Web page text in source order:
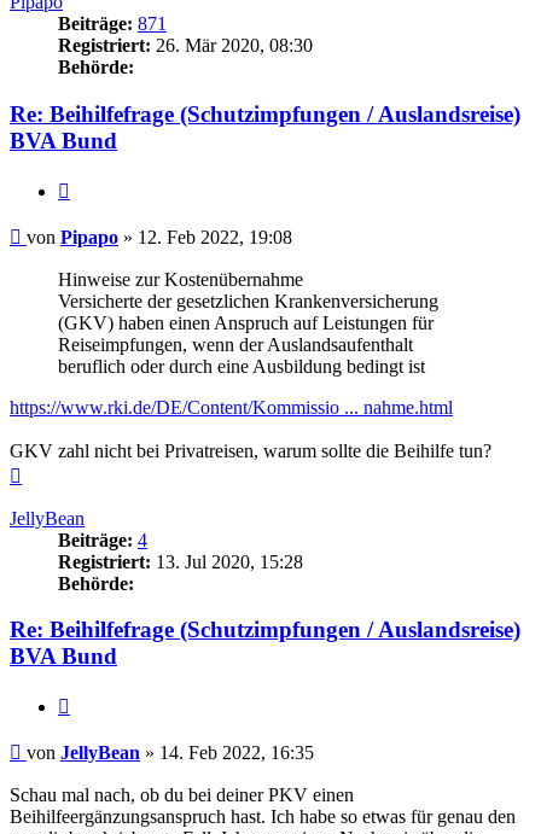
Beiträge: 871
Registriert: 26. Mär 2020, 08:30
Behörde:
Re: Beihilfefrage (Schutzimpfungen / Auslandsreise)
BVA Bund
Beitrag
von Pipapo » 12. Feb 2022, 19:08
Hinweise zur Kostenübernahme
Versicherte der gesetzlichen Krankenversicherung
(GKV) haben einen Anspruch auf Leistungen für
Reiseimpfungen, wenn der Auslandsaufenthalt
beruflich oder durch eine Ausbildung bedingt ist
https://www.rki.de/DE/Content/Kommissio ... nahme.html
GKV zahl nicht bei Privatreisen, warum sollte die Beihilfe tun?
JellyBean
Beiträge: 4
Registriert: 13. Jul 2020, 15:28
Behörde:
Re: Beihilfefrage (Schutzimpfungen / Auslandsreise)
BVA Bund
Beitrag
von JellyBean » 14. Feb 2022, 16:35
Schau mal nach, ob du bei deiner PKV einen
Beihilfeergänzungsanspruch hast. Ich habe so etwas für genau den